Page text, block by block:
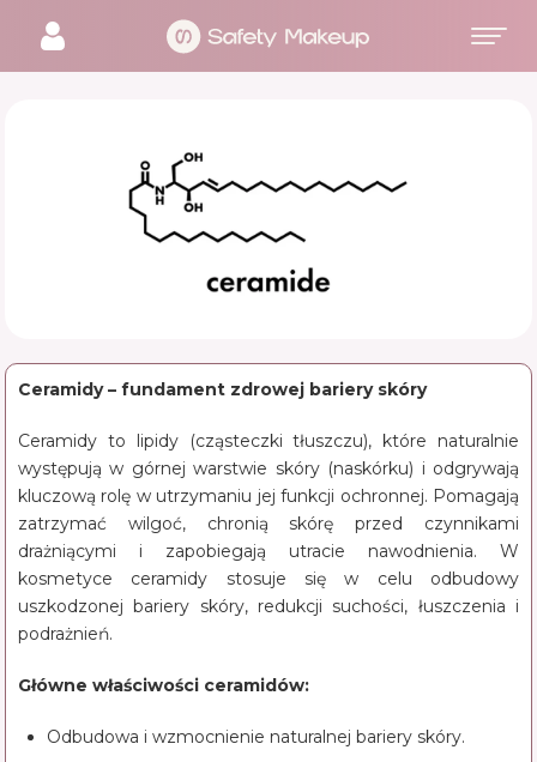
Ceramidy – fundament zdrowej bariery skóry
Ceramidy to lipidy (cząsteczki tłuszczu), które naturalnie
występują w górnej warstwie skóry (naskórku) i odgrywają
kluczową rolę w utrzymaniu jej funkcji ochronnej. Pomagają
zatrzymać wilgoć, chronią skórę przed czynnikami
drażniącymi i zapobiegają utracie nawodnienia. W
kosmetyce ceramidy stosuje się w celu odbudowy
uszkodzonej bariery skóry, redukcji suchości, łuszczenia i
podrażnień.
Główne właściwości ceramidów:
Odbudowa i wzmocnienie naturalnej bariery skóry.